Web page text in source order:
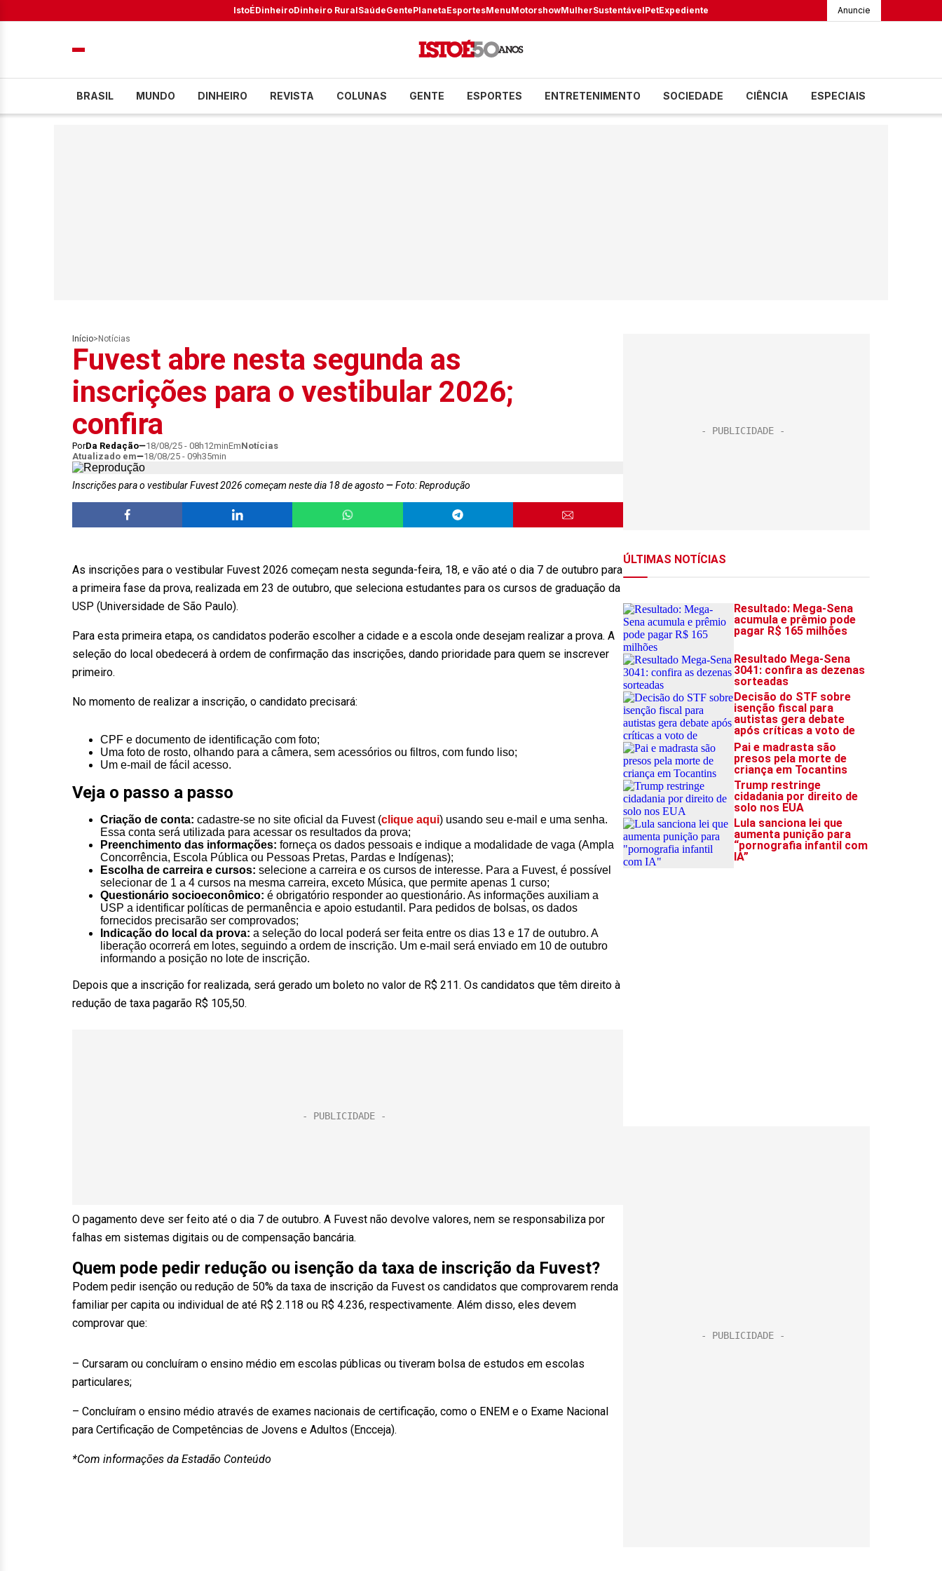
IstoÉDinheiroDinheiro RuralSaúdeGentePlanetaEsportesMenuMotorshowMulherSustentávelPetExpediente Anuncie
BRASIL MUNDO DINHEIRO REVISTA COLUNAS GENTE ESPORTES ENTRETENIMENTO SOCIEDADE CIÊNCIA ESPECIAIS
Início> Notícias
Fuvest abre nesta segunda as
inscrições para o vestibular 2026;
confira
PorDa Redação 18/08/25 - 08h12minEmNotícias
Atualizado em
18/08/25 - 09h35min
Inscrições para o vestibular Fuvest 2026 começam neste dia 18 de agosto Foto: Reprodução
As inscrições para o vestibular Fuvest 2026 começam nesta segunda-feira, 18, e vão até o dia 7 de outubro para
a primeira fase da prova, realizada em 23 de outubro, que seleciona estudantes para os cursos de graduação da
USP (Universidade de São Paulo).
Para esta primeira etapa, os candidatos poderão escolher a cidade e a escola onde desejam realizar a prova. A
seleção do local obedecerá à ordem de confirmação das inscrições, dando prioridade para quem se inscrever
primeiro.
No momento de realizar a inscrição, o candidato precisará:
CPF e documento de identificação com foto;
Uma foto de rosto, olhando para a câmera, sem acessórios ou filtros, com fundo liso;
Um e-mail de fácil acesso.
Veja o passo a passo
Criação de conta: cadastre-se no site oficial da Fuvest (clique aqui) usando seu e-mail e uma senha.
Essa conta será utilizada para acessar os resultados da prova;
Preenchimento das informações: forneça os dados pessoais e indique a modalidade de vaga (Ampla
Concorrência, Escola Pública ou Pessoas Pretas, Pardas e Indígenas);
Escolha de carreira e cursos: selecione a carreira e os cursos de interesse. Para a Fuvest, é possível
selecionar de 1 a 4 cursos na mesma carreira, exceto Música, que permite apenas 1 curso;
Questionário socioeconômico: é obrigatório responder ao questionário. As informações auxiliam a
USP a identificar políticas de permanência e apoio estudantil. Para pedidos de bolsas, os dados
fornecidos precisarão ser comprovados;
Indicação do local da prova: a seleção do local poderá ser feita entre os dias 13 e 17 de outubro. A
liberação ocorrerá em lotes, seguindo a ordem de inscrição. Um e-mail será enviado em 10 de outubro
informando a posição no lote de inscrição.
Depois que a inscrição for realizada, será gerado um boleto no valor de R$ 211. Os candidatos que têm direito à
redução de taxa pagarão R$ 105,50.
O pagamento deve ser feito até o dia 7 de outubro. A Fuvest não devolve valores, nem se responsabiliza por
falhas em sistemas digitais ou de compensação bancária.
Quem pode pedir redução ou isenção da taxa de inscrição da Fuvest?
Podem pedir isenção ou redução de 50% da taxa de inscrição da Fuvest os candidatos que comprovarem renda
familiar per capita ou individual de até R$ 2.118 ou R$ 4.236, respectivamente. Além disso, eles devem
comprovar que:
– Cursaram ou concluíram o ensino médio em escolas públicas ou tiveram bolsa de estudos em escolas
particulares;
– Concluíram o ensino médio através de exames nacionais de certificação, como o ENEM e o Exame Nacional
para Certificação de Competências de Jovens e Adultos (Encceja).
*Com informações da Estadão Conteúdo